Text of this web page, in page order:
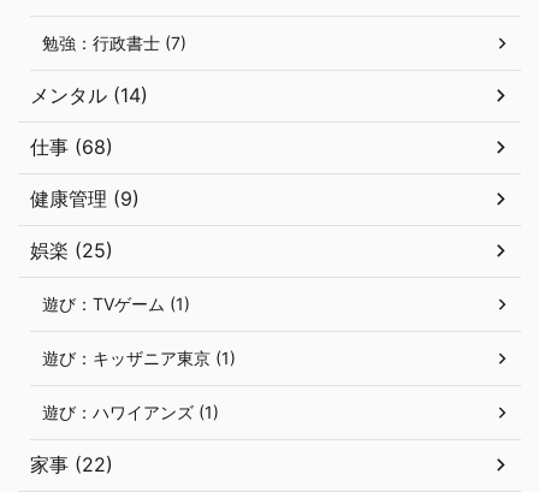
勉強：行政書士 (7)
メンタル (14)
仕事 (68)
健康管理 (9)
娯楽 (25)
遊び：TVゲーム (1)
遊び：キッザニア東京 (1)
遊び：ハワイアンズ (1)
家事 (22)